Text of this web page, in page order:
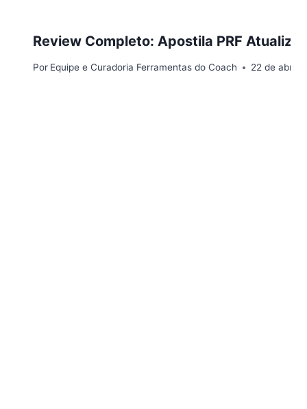
Review Completo: Apostila PRF
Por Equipe e Curadoria Ferramentas do Coach 22 de abril